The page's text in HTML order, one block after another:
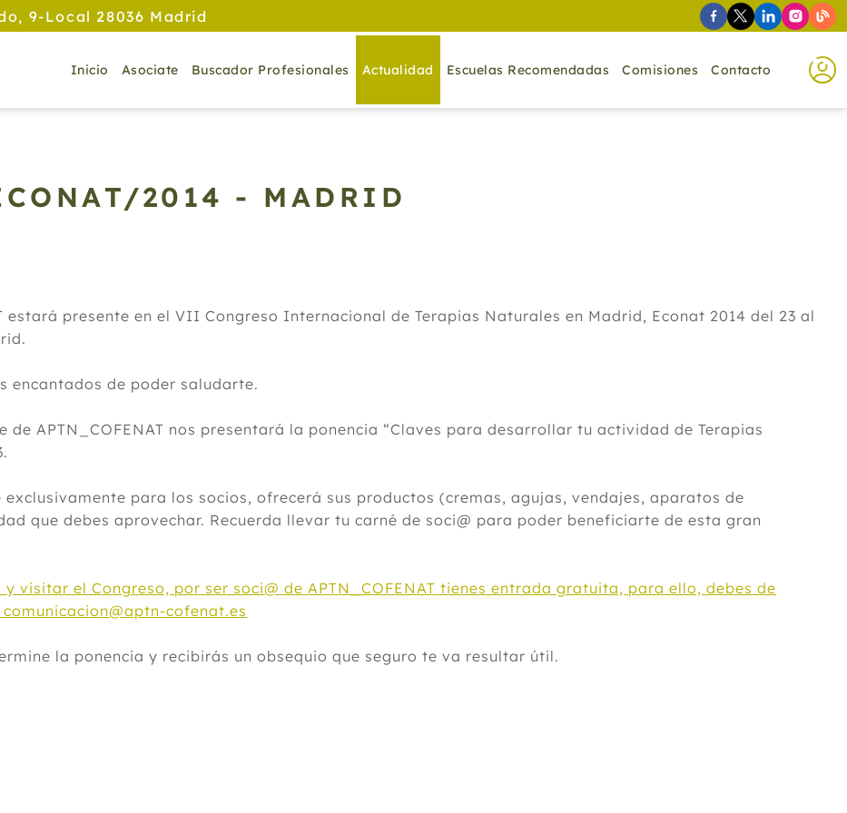
9-Local 28036 Madrid
Inicio Asociate Buscador Profesionales Actualidad Escuelas Recomendadas Comisiones Contacto
2014 - MADRID
estará presente en el VII Congreso Internacional de Terapias Naturales en Madrid, Econat 2014 del 23 al
encantados de poder saludarte.
APTN_COFENAT nos presentará la ponencia “Claves para desarrollar tu actividad de Terapias
para los socios, ofrecerá sus productos (cremas, agujas, vendajes, aparatos de
que debes aprovechar. Recuerda llevar tu carné de soci@ para poder beneficiarte de esta gran
visitar el Congreso, por ser soci@ de APTN_COFENAT tienes entrada gratuita, para ello, debes de
cofenat.es
la ponencia y recibirás un obsequio que seguro te va resultar útil.